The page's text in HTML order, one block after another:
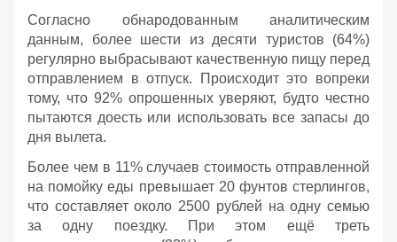
Согласно обнародованным аналитическим
данным, более шести из десяти туристов (64%)
регулярно выбрасывают качественную пищу перед
отправлением в отпуск. Происходит это вопреки
тому, что 92% опрошенных уверяют, будто честно
пытаются доесть или использовать все запасы до
дня вылета.
Более чем в 11% случаев стоимость отправленной
на помойку еды превышает 20 фунтов стерлингов,
что составляет около 2500 рублей на одну семью
за одну поездку. При этом ещё треть